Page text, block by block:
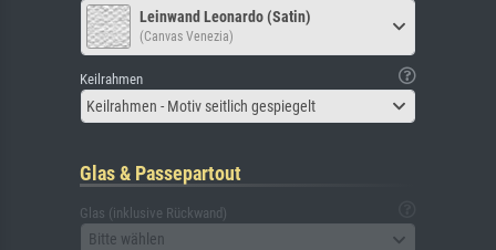
Leinwand Leonardo (Satin)
(Canvas Venezia)
Keilrahmen
Keilrahmen - Motiv seitlich gespiegelt
Glas & Passepartout
Glas (inklusive Rückwand)
Bitte wählen